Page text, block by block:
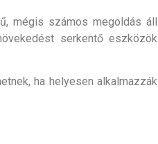
mégis számos megoldás áll
serkentő eszközök
ha helyesen alkalmazzák